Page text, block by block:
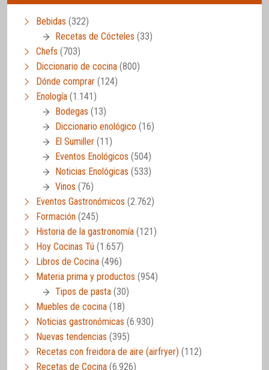
Bebidas (322)
Recetas de Cócteles (33)
Chefs (703)
Diccionario de cocina (800)
Dónde comprar (124)
Enología (1.141)
Bodegas (13)
Diccionario enológico (16)
El Sumiller (11)
Eventos Enológicos (504)
Noticias Enológicas (533)
Vinos (76)
Eventos Gastronómicos (2.762)
Formación (245)
Historia de la gastronomía (121)
Hoy Cocinas Tú (1.657)
Libros de Cocina (496)
Materia prima y productos (954)
Tipos de pasta (30)
Muebles de cocina (18)
Noticias gastronómicas (6.930)
Nuevas tendencias (395)
Recetas con freidora de aire (airfryer) (112)
Recetas de Cocina (6.926)